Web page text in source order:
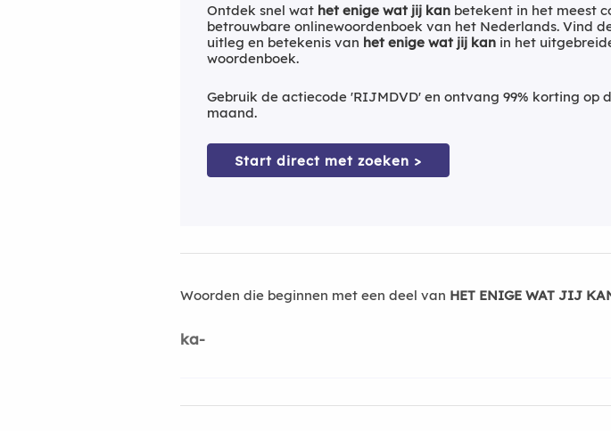
Ontdek snel wat het enige wat jij kan betekent in het meest
betrouwbare onlinewoordenboek van het Nederlands. Vind
uitleg en betekenis van het enige wat jij kan in het
woordenboek.
Gebruik de actiecode 'RIJMDVD' en ontvang 99% korting op
maand.
Start direct met zoeken >
Woorden die beginnen met een deel van HET ENIGE WAT JIJ
ka-